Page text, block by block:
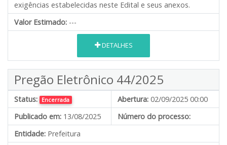
exigências estabelecidas neste Edital e seus anexos.
Valor Estimado: ---
DETALHES
Pregão Eletrônico 44/2025
Status: Encerrada Abertura: 02/09/2025 00:00
Publicado em: 13/08/2025
Número do processo:
Entidade: Prefeitura